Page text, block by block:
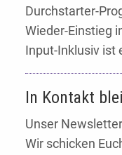
Durchstarter-
Wieder-Einstieg
Input-Inklusiv ist
In Kontakt
Unser
Wir schicken